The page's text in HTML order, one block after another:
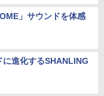
」サウンドを体感
進化するSHANLING